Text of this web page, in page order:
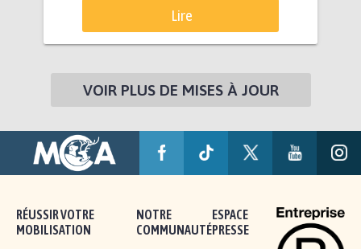
Lire
VOIR PLUS DE MISES À JOUR
RÉUSSIR VOTRE
MOBILISATION
NOTRE
COMMUNAUTÉ
ESPACE
PRESSE